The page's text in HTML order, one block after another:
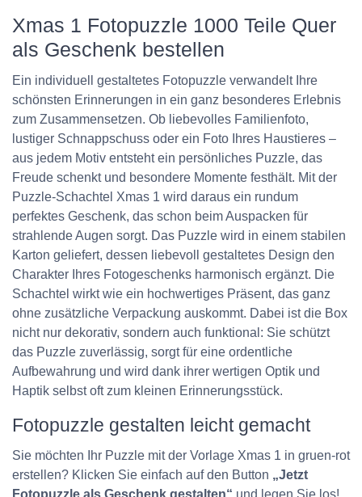
Xmas 1 Fotopuzzle 1000 Teile Quer
als Geschenk bestellen
Ein individuell gestaltetes Fotopuzzle verwandelt Ihre
schönsten Erinnerungen in ein ganz besonderes Erlebnis
zum Zusammensetzen. Ob liebevolles Familienfoto,
lustiger Schnappschuss oder ein Foto Ihres Haustieres –
aus jedem Motiv entsteht ein persönliches Puzzle, das
Freude schenkt und besondere Momente festhält. Mit der
Puzzle-Schachtel Xmas 1 wird daraus ein rundum
perfektes Geschenk, das schon beim Auspacken für
strahlende Augen sorgt. Das Puzzle wird in einem stabilen
Karton geliefert, dessen liebevoll gestaltetes Design den
Charakter Ihres Fotogeschenks harmonisch ergänzt. Die
Schachtel wirkt wie ein hochwertiges Präsent, das ganz
ohne zusätzliche Verpackung auskommt. Dabei ist die Box
nicht nur dekorativ, sondern auch funktional: Sie schützt
das Puzzle zuverlässig, sorgt für eine ordentliche
Aufbewahrung und wird dank ihrer wertigen Optik und
Haptik selbst oft zum kleinen Erinnerungsstück.
Fotopuzzle gestalten leicht gemacht
Sie möchten Ihr Puzzle mit der Vorlage Xmas 1 in gruen-rot
erstellen? Klicken Sie einfach auf den Button „Jetzt
Fotopuzzle als Geschenk gestalten“ und legen Sie los!